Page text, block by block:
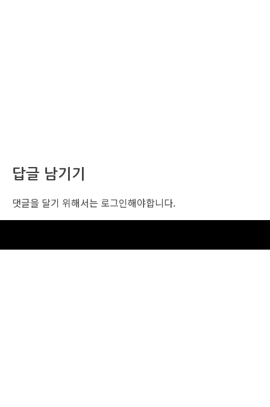
답글 남기기
댓글을 달기 위해서는 로그인해야합니다.